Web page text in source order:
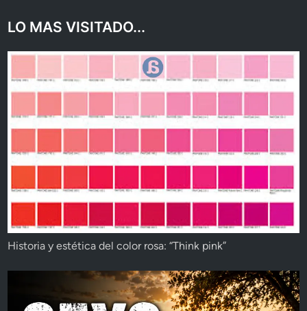
LO MAS VISITADO...
Historia y estética del color rosa: “Think pink”